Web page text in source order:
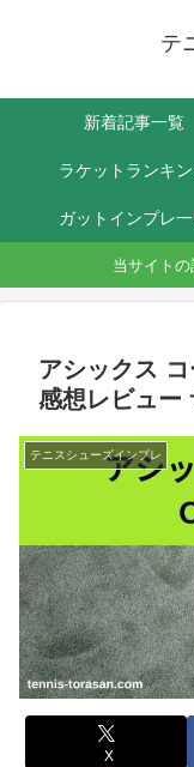
テ
新着記事一覧
ラケットランキ
ガットインプレ
当サイト
アシックス
感想レビュー
テニスシューズインプレ
X